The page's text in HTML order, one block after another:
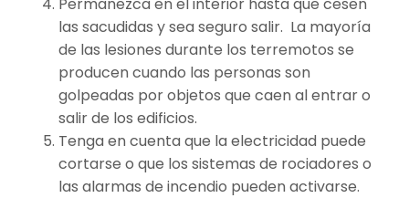
las sacudidas y sea seguro salir. La mayoría
de las lesiones durante los terremotos se
producen cuando las personas son
golpeadas por objetos que caen al entrar o
salir de los edificios.
Tenga en cuenta que la electricidad puede
cortarse o que los sistemas de rociadores o
las alarmas de incendio pueden activarse.